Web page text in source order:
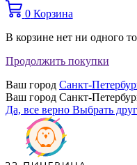
0 Корзина
В корзине нет ни одного
Продолжить покупки
Ваш город Санкт-
Ваш город Санкт-
Да, все верно Выбрать